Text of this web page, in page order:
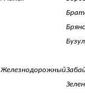
Железнодорожный